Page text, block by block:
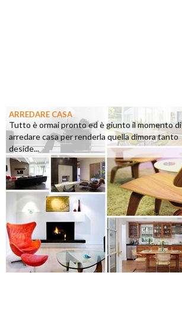
ARREDARE CASA
Tutto è ormai pronto ed è giunto il momento di
arredare casa per renderla quella dimora tanto
deside...